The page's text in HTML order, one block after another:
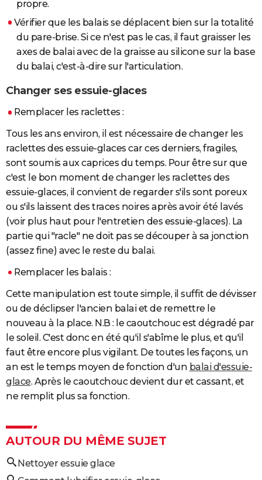
propre.
Vérifier que les balais se déplacent bien sur la totalité
du pare-brise. Si ce n'est pas le cas, il faut graisser les
axes de balai avec de la graisse au silicone sur la base
du balai, c'est-à-dire sur l'articulation.
Changer ses essuie-glaces
Remplacer les raclettes :
Tous les ans environ, il est nécessaire de changer les
raclettes des essuie-glaces car ces derniers, fragiles,
sont soumis aux caprices du temps. Pour être sur que
c'est le bon moment de changer les raclettes des
essuie-glaces, il convient de regarder s'ils sont poreux
ou s'ils laissent des traces noires après avoir été lavés
(voir plus haut pour l'entretien des essuie-glaces). La
partie qui "racle" ne doit pas se découper à sa jonction
(assez fine) avec le reste du balai.
Remplacer les balais :
Cette manipulation est toute simple, il suffit de dévisser
ou de déclipser l'ancien balai et de remettre le
nouveau à la place. N.B : le caoutchouc est dégradé par
le soleil. C'est donc en été qu'il s'abîme le plus, et qu'il
faut être encore plus vigilant. De toutes les façons, un
an est le temps moyen de fonction d'un balai d'essuie-
glace. Après le caoutchouc devient dur et cassant, et
ne remplit plus sa fonction.
AUTOUR DU MÊME SUJET
Nettoyer essuie glace